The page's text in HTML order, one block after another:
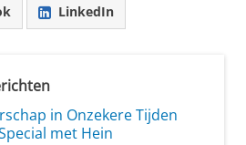
LinkedIn
in Onzekere Tijden
met Hein